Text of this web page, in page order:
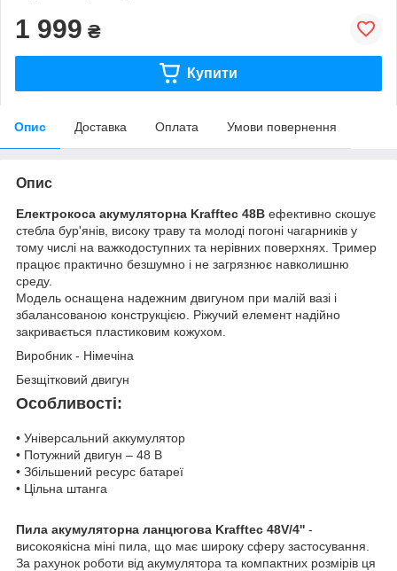
1 999 ₴
Купити
Опис Доставка Оплата Умови повернення
Опис
Електрокоса акумуляторна Krafftec 48В ефективно скошує
стебла бур'янів, високу траву та молоді погоні чагарників у
тому числі на важкодоступних та нерівних поверхнях. Тример
працює практично безшумно і не загрязнює навколишню
среду.
Модель оснащена надежним двигуном при малій вазі і
збалансованою конструкцією. Ріжучий елемент надійно
закривається пластиковим кожухом.
Виробник - Німечіна
Безщітковий двигун
Особливості:
• Універсальний аккумулятор
• Потужний двигун – 48 В
• Збільшений ресурс батареї
• Цільна штанга
Пила акумуляторна ланцюгова Krafftec 48V/4'' -
високоякісна міні пила, що має широку сферу застосування.
За рахунок роботи від акумулятора та компактних розмірів ця